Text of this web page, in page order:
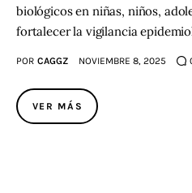
biológicos en niñas, niños,
fortalecer la vigilancia
POR CAGGZ NOVIEMBRE 8, 2025
VER MÁS